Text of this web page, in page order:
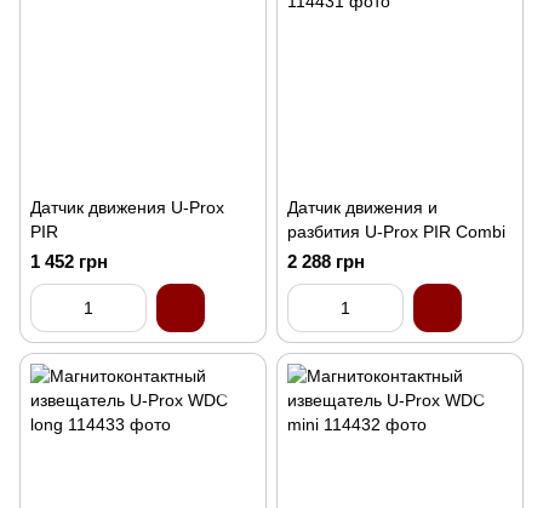
Датчик движения U-Prox
PIR
1 452 грн
Датчик движения и
разбития U-Prox PIR Combi
2 288 грн